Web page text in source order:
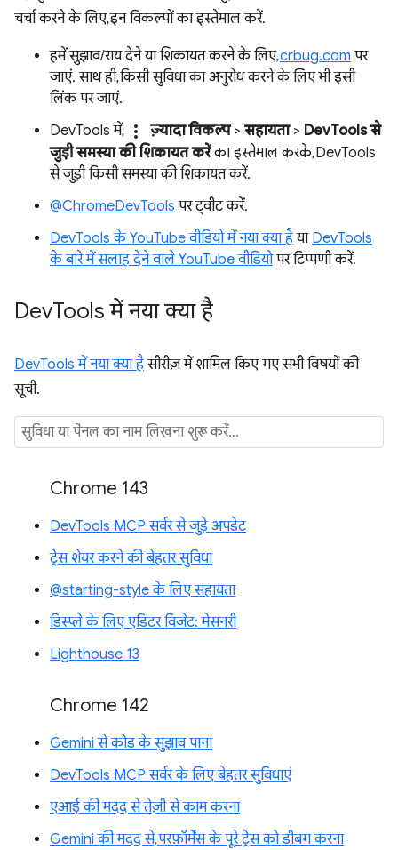
चर्चा करने के लिए, इन विकल्पों का इस्तेमाल करें.
हमें सुझाव/राय देने या शिकायत करने के लिए,crbug.com पर
जाएं. साथ ही, किसी सुविधा का अनुरोध करने के लिए भी इसी
लिंक पर जाएं.
DevTools में, more_vert ज़्यादा विकल्प> सहायता> DevTools से
जुड़ी समस्या की शिकायत करेंका इस्तेमाल करके, DevTools
से जुड़ी किसी समस्या की शिकायत करें.
@ChromeDevTools पर ट्वीट करें.
DevTools के YouTube वीडियो में नया क्या हैया DevTools
के बारे में सलाह देने वाले YouTube वीडियोपर टिप्पणी करें.
DevTools में नया क्या है
DevTools में नया क्या हैसीरीज़ में शामिल किए गए सभी विषयों की
सूची.
Chrome 143
DevTools MCP सर्वर से जुड़े अपडेट
ट्रेस शेयर करने की बेहतर सुविधा
@starting-style के लिए सहायता
डिस्प्ले के लिए एडिटर विजेट: मेसनरी
Lighthouse 13
Chrome 142
Gemini से कोड के सुझाव पाना
DevTools MCP सर्वर के लिए बेहतर सुविधाएं
एआई की मदद से तेज़ी से काम करना
Gemini की मदद से, परफ़ॉर्मेंस के पूरे ट्रेस को डीबग करना